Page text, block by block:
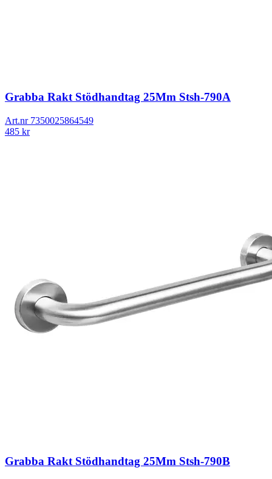
Grabba Rakt Stödhandtag 25Mm Stsh-790A
Art.nr 7350025864549
485 kr
Grabba Rakt Stödhandtag 25Mm Stsh-790B